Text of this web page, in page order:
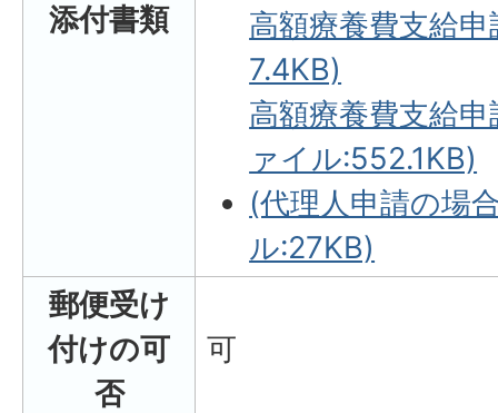
添付書類
高額療養費支給
7.4KB)
高額療養費支給
ァイル:552.1KB)
(代理人申請の場
ル:27KB)
郵便受け
付けの可
否
可